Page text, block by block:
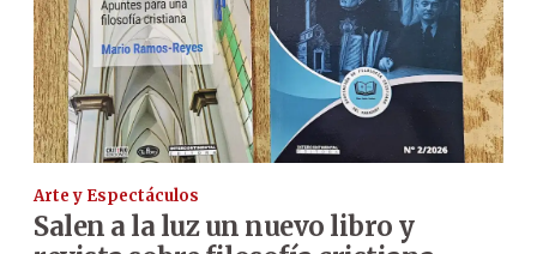
Arte y Espectáculos
Salen a la luz un nuevo libro y